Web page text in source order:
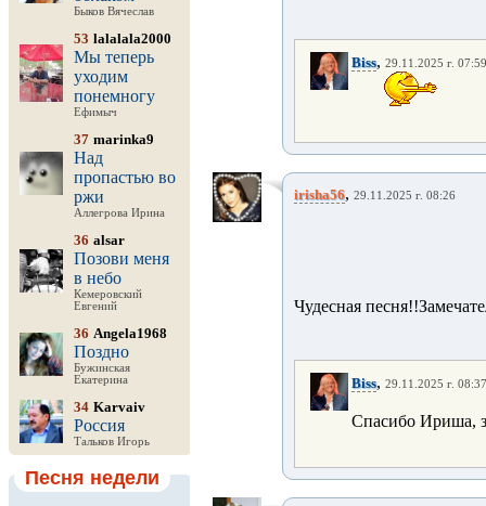
Быков Вячеслав
53 lalalala2000
Мы теперь
уходим
понемногу
Ефимыч
37 marinka9
Над
пропастью во
ржи
Аллегрова Ирина
36 alsar
Позови меня
в небо
Кемеровский
Евгений
36 Angela1968
Поздно
Бужинская
Екатерина
34 Karvaiv
Россия
Тальков Игорь
Песня недели
Biss, 29.11.2025 г. 07:59
irisha56, 29.11.2025 г. 08:26
Чудесная
Biss, 29.11.2025 г. 08:37
Спасибо Ириша,